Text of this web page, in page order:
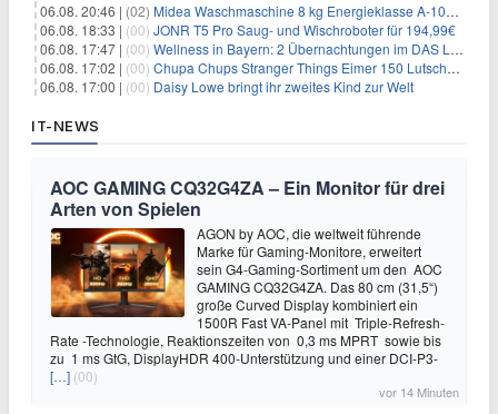
06.08. 20:46 | (02) Midea Waschmaschine 8 kg Energieklasse A-10% 1400 U/Min für 289,97€
06.08. 18:33 | (00) JONR T5 Pro Saug- und Wischroboter für 194,99€
06.08. 17:47 | (00) Wellness in Bayern: 2 Übernachtungen im DAS LUDWIG Sports Resort inkl. HP + Wellness ab 174€ p.P.
06.08. 17:02 | (00) Chupa Chups Stranger Things Eimer 150 Lutscher für 21,95€
06.08. 17:00 | (00) Daisy Lowe bringt ihr zweites Kind zur Welt
IT-NEWS
AOC GAMING CQ32G4ZA – Ein Monitor für drei
Arten von Spielen
AGON by AOC, die weltweit führende
Marke für Gaming-Monitore, erweitert
sein G4-Gaming-Sortiment um den AOC
GAMING CQ32G4ZA. Das 80 cm (31,5“)
große Curved Display kombiniert ein
1500R Fast VA-Panel mit Triple-Refresh-
Rate -Technologie, Reaktionszeiten von 0,3 ms MPRT sowie bis
zu 1 ms GtG, DisplayHDR 400-Unterstützung und einer DCI-P3-
[…] (00)
vor 14 Minuten